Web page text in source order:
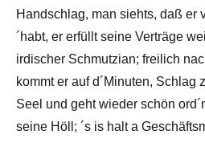
Handschlag, man siehts, daß er
´habt, er erfüllt seine Verträge
irdischer Schmutzian; freilich
kommt er auf d´Minuten, Schlag
Seel und geht wieder schön
seine Höll; ´s is halt a